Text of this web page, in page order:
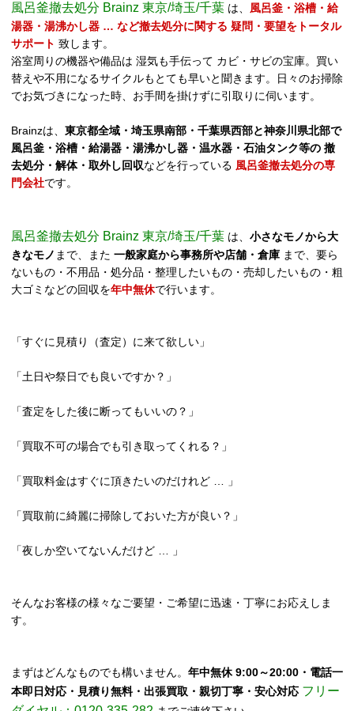
風呂釜撤去処分 Brainz 東京/埼玉/千葉 は、 風呂釜・浴槽・給
湯器・湯沸かし器 … など撤去処分に関する 疑問・要望をトータル
サポート 致します。
浴室周りの機器や備品は 湿気も手伝って カビ・サビの宝庫。買い
替えや不用になるサイクルもとても早いと聞きます。日々のお掃除
でお気づきになった時、お手間を掛けずに引取りに伺います。
Brainzは、 東京都全域・埼玉県南部・千葉県西部と神奈川県北部で
風呂釜・浴槽・給湯器・湯沸かし器・温水器・石油タンク等の 撤
去処分・解体・取外し回収などを行っている 風呂釜撤去処分の専
門会社です。
風呂釜撤去処分 Brainz 東京/埼玉/千葉 は、 小さなモノから大
きなモノ まで、また 一般家庭から事務所や店舗・倉庫 まで、要ら
ないもの・不用品・処分品・整理したいもの・売却したいもの・粗
大ゴミなどの回収を年中無休で行います。
「すぐに見積り（査定）に来て欲しい」
「土日や祭日でも良いですか？」
「査定をした後に断ってもいいの？」
「買取不可の場合でも引き取ってくれる？」
「買取料金はすぐに頂きたいのだけれど … 」
「買取前に綺麗に掃除しておいた方が良い？」
「夜しか空いてないんだけど … 」
そんなお客様の様々なご要望・ご希望に迅速・丁寧にお応えしま
す。
まずはどんなものでも構いません。 年中無休 9:00～20:00・電話一
本即日対応・見積り無料・出張買取・親切丁寧・安心対応 フリー